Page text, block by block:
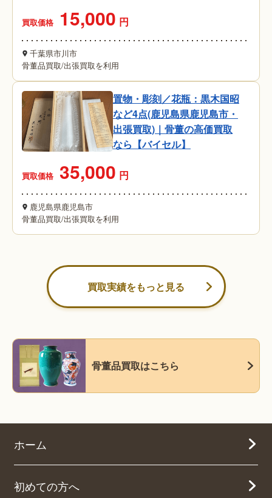
買取価格 15,000 円
千葉県市川市
骨董品買取/出張買取を利用
置物・彫刻／花瓶：黒木国昭
など4点(鹿児島県鹿児島市・
出張買取)｜骨董の高価買取
なら【バイセル】
買取価格 35,000 円
鹿児島県鹿児島市
骨董品買取/出張買取を利用
買取実績をもっと見る
骨董品買取はこちら
ホーム
初めての方へ